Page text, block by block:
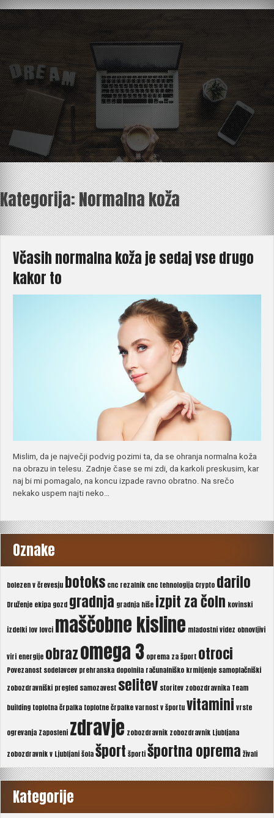
Skip
to
content
Kategorija:Normalna koža
Včasih normalna koža je sedaj vse drugo
kakor to
Mislim, da je največji podvig pozimi ta, da se ohranja normalna koža
na obrazu in telesu. Zadnje čase se mi zdi, da karkoli preskusim, kar
naj bi mi pomagalo, na koncu izpade ravno obratno. Na srečo
nekako uspem najti neko…
Oznake
bolezen v črevesju botoks cnc rezalnik cnc tehnologija Crypto darilo
Druženje ekipa gozd gradnja gradnja hiše izpit za čoln kovinski
izdelki lov lovci maščobne kisline mladostni videz obnovljivi
viri energije obrazomega 3 oprema za šport otroci
Povezanost sodelavcev prehranska dopolnila računalniško krmiljenje samoplačniški
zobozdravniški pregled samozavest selitev storitev zobozdravnika Team
building toplotna črpalka toplotne črpalkevarnost v športuvitamini vrste
ogrevanja Zaposleni zdravje zobozdravnik zobozdravnik Ljubljana
zobozdravnik v Ljubljanišolašport športišportna oprema živali
Kategorije